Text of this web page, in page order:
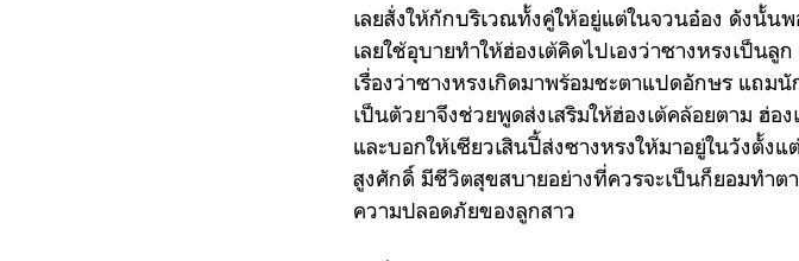
เลยสั่งให้กักบริเวณทั้งคู่ให้อยู่แต่ในจวนอ๋อง ดังนั้น
เลยใช้อุบายทำให้ฮ่องเต้คิดไปเองว่าซางหรงเป็นลู
เรื่องว่าซางหรงเกิดมาพร้อมชะตาแปดอักษร แถม
เป็นตัวยาจึงช่วยพูดส่งเสริมให้ฮ่องเต้คล้อยตาม ฮ่อ
และบอกให้เซียวเสินปี้ส่งซางหรงให้มาอยู่ในวังตั้ง
สูงศักดิ์ มีชีวิตสุขสบายอย่างที่ควรจะเป็นก็ยอมทำ
ความปลอดภัยของลูกสาว